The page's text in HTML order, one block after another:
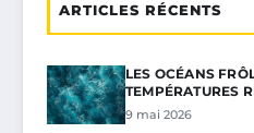
ARTICLES RÉCENTS
LES OCÉANS
TEMPÉRATURES
9 mai 2026